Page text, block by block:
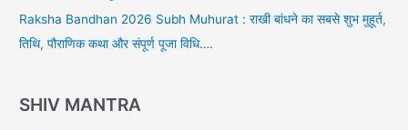
Raksha Bandhan 2026 Subh Muhurat : राखी बांधने का सबसे शुभ मुहूर्त,
तिथि, पौराणिक कथा और संपूर्ण पूजा विधि….
SHIV MANTRA